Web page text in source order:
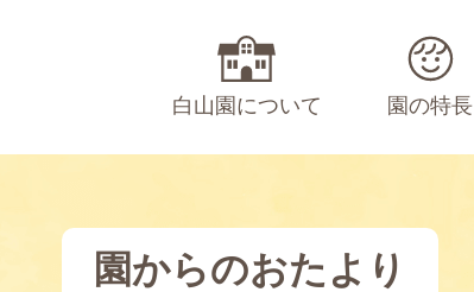
白山園について 園の特長
園からのおたより